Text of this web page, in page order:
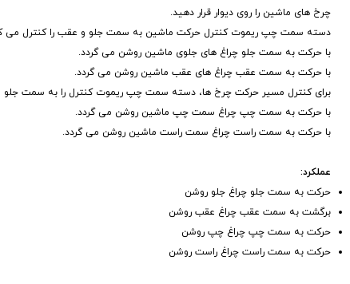
چرخ های ماشین را روی دیوار قرار دهید.
دسته سمت چپ ریموت کنترل حرکت ماشین به سمت جلو و عقب را کنترل می
با حرکت به سمت جلو چراغ های جلوی ماشین روشن می گردد.
با حرکت به سمت عقب چراغ های عقب ماشین روشن می گردد.
برای کنترل مسیر حرکت چرخ ها، دسته سمت چپ ریموت کنترل را به سمت
با حرکت به سمت چپ چراغ سمت چپ ماشین روشن می گردد.
با حرکت به سمت راست چراغ سمت راست ماشین روشن می گردد.
عملکرد:
حرکت به سمت جلو چراغ جلو روشن
برگشت به سمت عقب چراغ عقب روشن
حرکت به سمت چپ چراغ چپ روشن
حرکت به سمت راست چراغ راست روشن